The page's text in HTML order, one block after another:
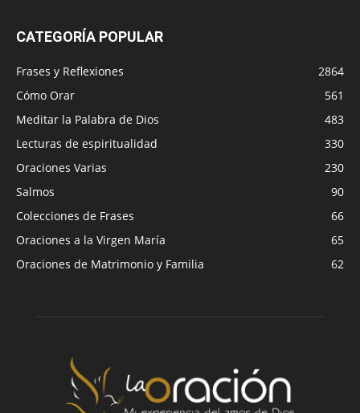
CATEGORÍA POPULAR
Frases y Reflexiones
2864
Cómo Orar
561
Meditar la Palabra de Dios
483
Lecturas de espiritualidad
330
Oraciones Varias
230
Salmos
90
Colecciones de Frases
66
Oraciones a la Virgen María
65
Oraciones de Matrimonio y Familia
62